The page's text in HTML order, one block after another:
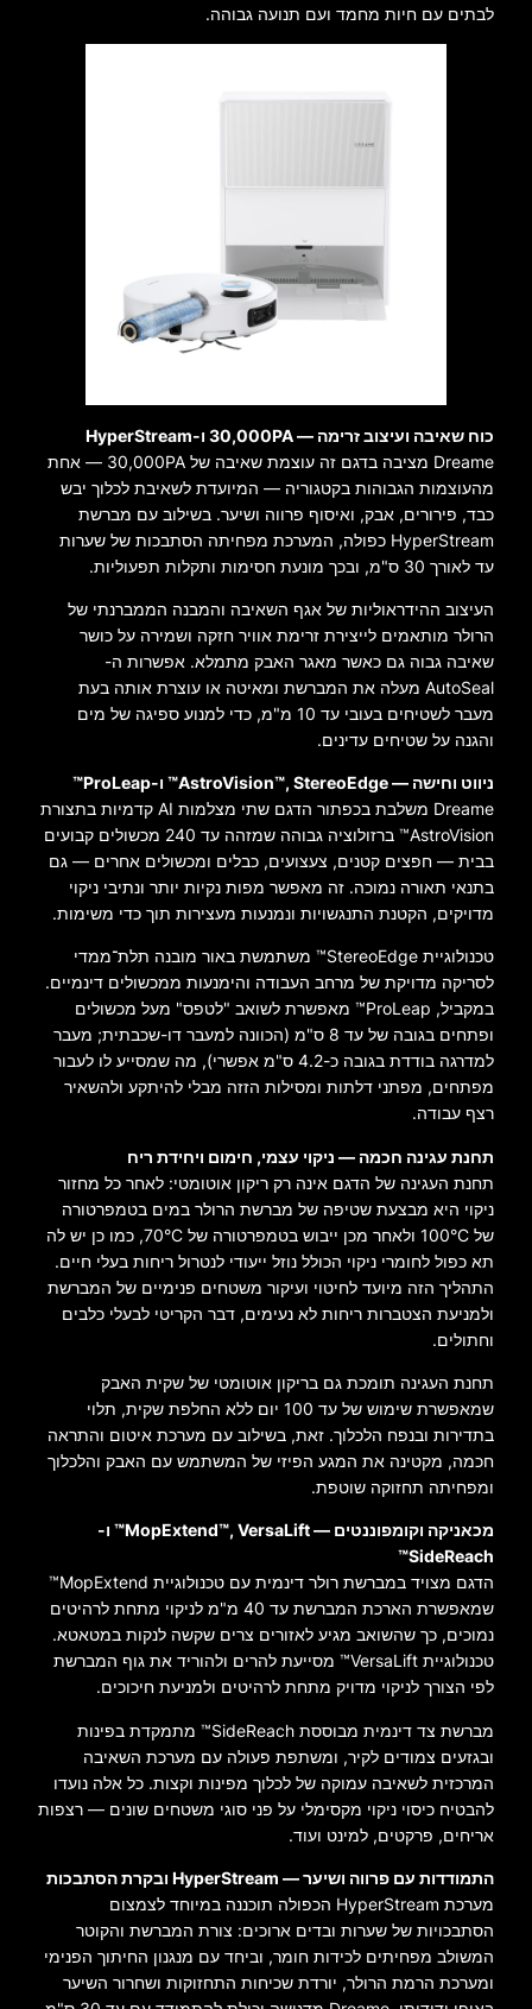
לבתים עם חיות מחמד ועם תנועה גבוהה.
כוח שאיבה ועיצוב זרימה — 30,000PA ו-HyperStream
Dreame מציבה בדגם זה עוצמת שאיבה של 30,000PA — אחת
מהעוצמות הגבוהות בקטגוריה — המיועדת לשאיבת לכלוך יבש
כבד, פירורים, אבק, ואיסוף פרווה ושיער. בשילוב עם מברשת
HyperStream כפולה, המערכת מפחיתה הסתבכות של שערות
עד לאורך 30 ס"מ, ובכך מונעת חסימות ותקלות תפעוליות.
העיצוב ההידראוליות של אגף השאיבה והמבנה הממברנתי של
הרולר מותאמים לייצירת זרימת אוויר חזקה ושמירה על כושר
שאיבה גבוה גם כאשר מאגר האבק מתמלא. אפשרות ה-
AutoSeal מעלה את המברשת ומאיטה או עוצרת אותה בעת
מעבר לשטיחים בעובי עד 10 מ"מ, כדי למנוע ספיגה של מים
והגנה על שטיחים עדינים.
ניווט וחישה — AstroVision™, StereoEdge™ ו-ProLeap™
Dreame משלבת בכפתור הדגם שתי מצלמות AI קדמיות בתצורת
AstroVision™ ברזולוציה גבוהה שמזהה עד 240 מכשולים קבועים
בבית — חפצים קטנים, צעצועים, כבלים ומכשולים אחרים — גם
בתנאי תאורה נמוכה. זה מאפשר מפות נקיות יותר ונתיבי ניקוי
מדויקים, הקטנת התנגשויות ונמנעות מעצירות תוך כדי משימות.
טכנולוגיית StereoEdge™ משתמשת באור מובנה תלת־ממדי
לסריקה מדויקת של מרחב העבודה והימנעות ממכשולים דינמיים.
במקביל, ProLeap™ מאפשרת לשואב "לטפס" מעל מכשולים
ופתחים בגובה של עד 8 ס"מ (הכוונה למעבר דו-שכבתית; מעבר
למדרגה בודדת בגובה כ-4.2 ס"מ אפשרי), מה שמסייע לו לעבור
מפתחים, מפתני דלתות ומסילות הזזה מבלי להיתקע ולהשאיר
רצף עבודה.
תחנת עגינה חכמה — ניקוי עצמי, חימום ויחידת ריח
תחנת העגינה של הדגם אינה רק ריקון אוטומטי: לאחר כל מחזור
ניקוי היא מבצעת שטיפה של מברשת הרולר במים בטמפרטורה
של 100°C ולאחר מכן ייבוש בטמפרטורה של 70°C, כמו כן יש לה
תא כפול לחומרי ניקוי הכולל נוזל ייעודי לנטרול ריחות בעלי חיים.
התהליך הזה מיועד לחיטוי ועיקור משטחים פנימיים של המברשת
ולמניעת הצטברות ריחות לא נעימים, דבר הקריטי לבעלי כלבים
וחתולים.
תחנת העגינה תומכת גם בריקון אוטומטי של שקית האבק
שמאפשרת שימוש של עד 100 יום ללא החלפת שקית, תלוי
בתדירות ובנפח הלכלוך. זאת, בשילוב עם מערכת איטום והתראה
חכמה, מקטינה את המגע הפיזי של המשתמש עם האבק והלכלוך
ומפחיתה תחזוקה שוטפת.
מכאניקה וקומפוננטים — MopExtend™, VersaLift™ ו-
SideReach™
הדגם מצויד במברשת רולר דינמית עם טכנולוגיית MopExtend™
שמאפשרת הארכת המברשת עד 40 מ"מ לניקוי מתחת לרהיטים
נמוכים, כך שהשואב מגיע לאזורים צרים שקשה לנקות במטאטא.
טכנולוגיית VersaLift™ מסייעת להרים ולהוריד את גוף המברשת
לפי הצורך לניקוי מדויק מתחת לרהיטים ולמניעת חיכוכים.
מברשת צד דינמית מבוססת SideReach™ מתמקדת בפינות
ובגזעים צמודים לקיר, ומשתפת פעולה עם מערכת השאיבה
המרכזית לשאיבה עמוקה של לכלוך מפינות וקצות. כל אלה נועדו
להבטיח כיסוי ניקוי מקסימלי על פני סוגי משטחים שונים — רצפות
אריחים, פרקטים, למינט ועוד.
התמודדות עם פרווה ושיער — HyperStream ובקרת הסתבכות
מערכת HyperStream הכפולה תוכננה במיוחד לצמצום
הסתבכויות של שערות ובדים ארוכים: צורת המברשת והקוטר
המשולב מפחיתים לכידות חומר, וביחד עם מנגנון החיתוך הפנימי
ומערכת הרמת הרולר, יורדת שכיחות התחזוקות ושחרור השיער